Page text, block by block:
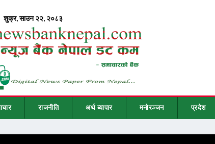
राजनीति अर्थ ब्यापार मनोरञ्जन प्रदेश